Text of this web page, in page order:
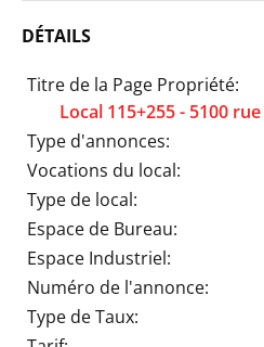
DÉTAILS
Titre de la Page Propriété:
Local 115+255 - 5100
Type d'annonces:
Vocations du local:
Type de local:
Espace de Bureau:
Espace Industriel:
Numéro de l'annonce:
Type de Taux: